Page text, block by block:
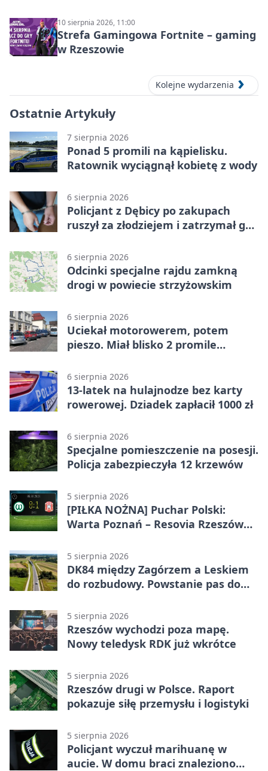
10 sierpnia 2026, 11:00
Strefa Gamingowa Fortnite – gaming
w Rzeszowie
Kolejne wydarzenia
Ostatnie Artykuły
7 sierpnia 2026
Ponad 5 promili na kąpielisku.
Ratownik wyciągnął kobietę z wody
6 sierpnia 2026
Policjant z Dębicy po zakupach
ruszył za złodziejem i zatrzymał go
6 sierpnia 2026
Odcinki specjalne rajdu zamkną
drogi w powiecie strzyżowskim
6 sierpnia 2026
Uciekał motorowerem, potem
pieszo. Miał blisko 2 promile
6 sierpnia 2026
13-latek na hulajnodze bez karty
rowerowej. Dziadek zapłacił 1000 zł
6 sierpnia 2026
Specjalne pomieszczenie na posesji.
Policja zabezpieczyła 12 krzewów
5 sierpnia 2026
[PIŁKA NOŻNA] Puchar Polski:
Warta Poznań – Resovia Rzeszów
pierwszoligowca
5 sierpnia 2026
DK84 między Zagórzem a Leskiem
do rozbudowy. Powstanie pas do
5 sierpnia 2026
Rzeszów wychodzi poza mapę.
Nowy teledysk RDK już wkrótce
5 sierpnia 2026
Rzeszów drugi w Polsce. Raport
pokazuje siłę przemysłu i logistyki
5 sierpnia 2026
Policjant wyczuł marihuanę w
aucie. W domu braci znaleziono